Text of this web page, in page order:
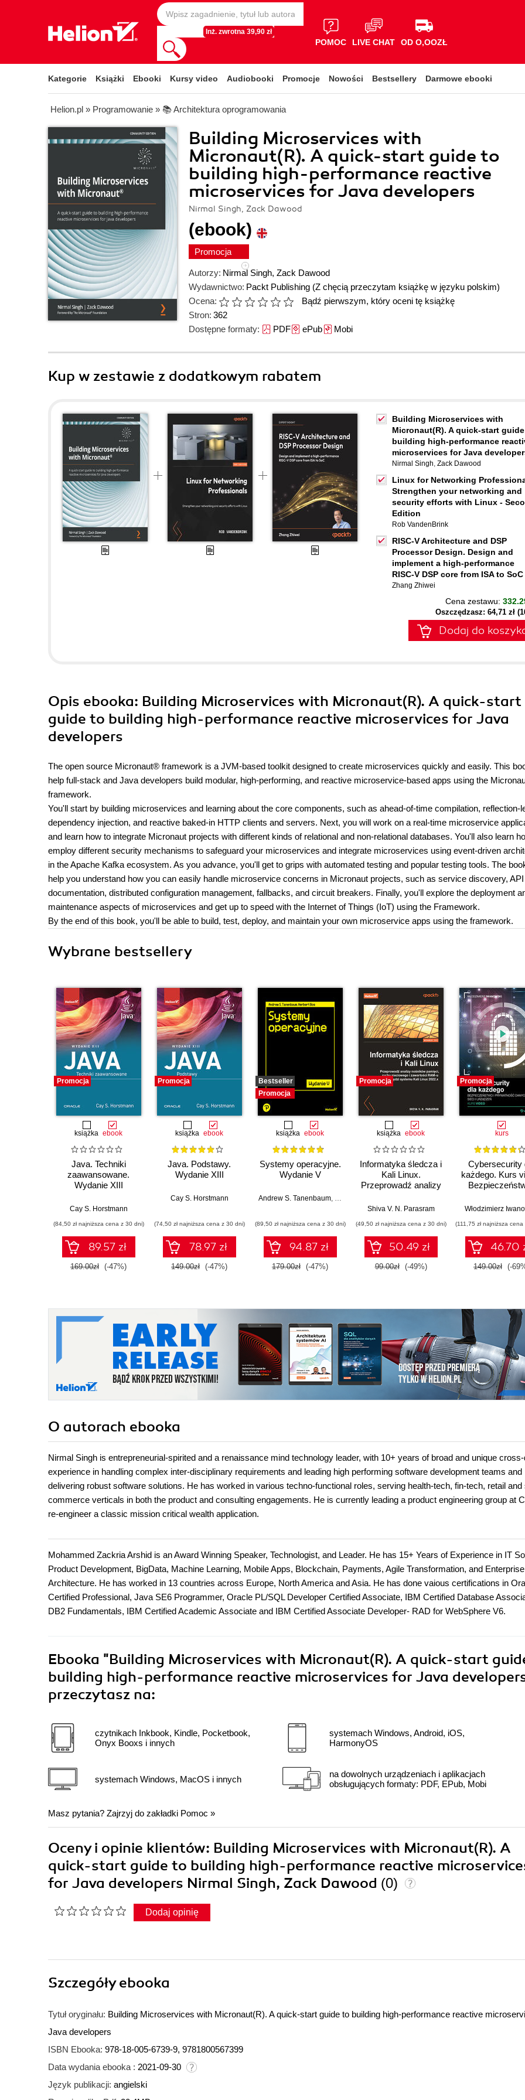
Inż. zwrotna 39,90 zł
POMOC LIVE CHAT OD O,OOZŁ
Kategorie Książki Ebooki Kursy video Audiobooki Promocje Nowości Bestsellery Darmowe ebooki
Helion.pl » Programowanie » 📚 Architektura oprogramowania
Building Microservices with
Micronaut(R). A quick-start guide to
building high-performance reactive
microservices for Java developers
Nirmal Singh, Zack Dawood
(ebook)
Promocja
Autorzy: Nirmal Singh, Zack Dawood
Wydawnictwo: Packt Publishing (Z chęcią przeczytam książkę w języku polskim)
Ocena:
Bądź pierwszym, który oceni tę książkę
Stron: 362
Dostępne formaty: PDFePubMobi
Kup w zestawie z dodatkowym rabatem
Building Microservices with
Micronaut(R). A quick-start
building high-performance
microservices for Java
Nirmal Singh, Zack Dawood
Linux for Networking
Strengthen your networking and
security efforts with Linux -
Edition
Rob VandenBrink
RISC-V Architecture and DSP
Processor Design. Design and
implement a high-performance
RISC-V DSP core from ISA to SoC
Zhang Zhiwei
Cena zestawu:
Oszczędzasz: 64,71 zł
Dodaj do
Opis ebooka: Building Microservices with Micronaut(R). A quick-start
guide to building high-performance reactive microservices for Java
developers
The open source Micronaut® framework is a JVM-based toolkit designed to create microservices quickly and easily. This
help full-stack and Java developers build modular, high-performing, and reactive microservice-based apps using the
framework.
You'll start by building microservices and learning about the core components, such as ahead-of-time compilation, reflection-
dependency injection, and reactive baked-in HTTP clients and servers. Next, you will work on a real-time microservice
and learn how to integrate Micronaut projects with different kinds of relational and non-relational databases. You'll also learn
employ different security mechanisms to safeguard your microservices and integrate microservices using event-driven
in the Apache Kafka ecosystem. As you advance, you'll get to grips with automated testing and popular testing tools. The
help you understand how you can easily handle microservice concerns in Micronaut projects, such as service discovery, API
documentation, distributed configuration management, fallbacks, and circuit breakers. Finally, you'll explore the deployment
maintenance aspects of microservices and get up to speed with the Internet of Things (IoT) using the Framework.
By the end of this book, you'll be able to build, test, deploy, and maintain your own microservice apps using the framework.
Wybrane bestsellery
Promocja
książka ebook
Java. Techniki
zaawansowane.
Wydanie XIII
Cay S. Horstmann
(84,50 zł najniższa cena z 30 dni)
89.57 zł
169.00zł (-47%)
Promocja
książka ebook
Java. Podstawy.
Wydanie XIII
Cay S. Horstmann
(74,50 zł najniższa cena z 30 dni)
78.97 zł
149.00zł (-47%)
Bestseller
Promocja
książka ebook
Systemy operacyjne.
Wydanie V
Andrew S. Tanenbaum, Herbert Bos
(89,50 zł najniższa cena z 30 dni)
94.87 zł
179.00zł (-47%)
Promocja
książka ebook
Informatyka śledcza i
Kali Linux.
Przeprowadź analizy
ruchu sieciowego i
pomocą narzędzi
systemu Kali Linux
2022.x. Wydanie III
Shiva V. N. Parasram
(49,50 zł najniższa cena z 30 dni)
50.49 zł
99.00zł (-49%)
Promocja
kurs
Cybersecurity
każdego. Kurs
sieci i
Włodzimierz
(111,75 zł najniższa
46.70
149.00zł (-
O autorach ebooka
Nirmal Singh is entrepreneurial-spirited and a renaissance mind technology leader, with 10+ years of broad and unique
experience in handling complex inter-disciplinary requirements and leading high performing software development teams and
delivering robust software solutions. He has worked in various techno-functional roles, serving health-tech, fin-tech, retail and
commerce verticals in both the product and consulting engagements. He is currently leading a product engineering group at
re-engineer a classic mission critical wealth application.
Mohammed Zackria Arshid is an Award Winning Speaker, Technologist, and Leader. He has 15+ Years of Experience in IT
Product Development, BigData, Machine Learning, Mobile Apps, Blockchain, Payments, Agile Transformation, and Enterprise
Architecture. He has worked in 13 countries across Europe, North America and Asia. He has done vaious certifications in
Certified Professional, Java SE6 Programmer, Oracle PL/SQL Developer Certified Associate, IBM Certified Database
DB2 Fundamentals, IBM Certified Academic Associate and IBM Certified Associate Developer- RAD for WebSphere V6.
Ebooka "Building Microservices with Micronaut(R). A quick-start
building high-performance reactive microservices for Java
przeczytasz na:
czytnikach Inkbook, Kindle, Pocketbook,
Onyx Booxs i innych
systemach Windows, MacOS i innych
systemach Windows, Android, iOS,
HarmonyOS
na dowolnych urządzeniach i aplikacjach
obsługujących formaty: PDF, EPub, Mobi
Masz pytania? Zajrzyj do zakładki Pomoc »
Oceny i opinie klientów: Building Microservices with Micronaut(R). A
quick-start guide to building high-performance reactive
for Java developers Nirmal Singh, Zack Dawood (0)
Dodaj opinię
Szczegółyebooka
Tytuł oryginału: Building Microservices with Micronaut(R). A quick-start guide to building high-performance reactive
Java developers
ISBN Ebooka: 978-18-005-6739-9, 9781800567399
Data wydania ebooka : 2021-09-30
Język publikacji: angielski